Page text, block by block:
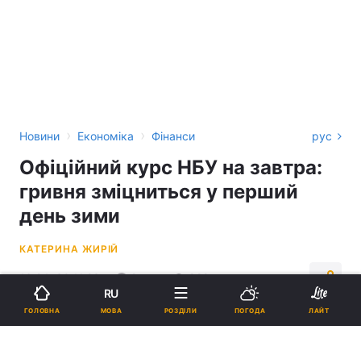
Новини › Економіка › Фінанси рус
Офіційний курс НБУ на завтра:
гривня зміцниться у перший
день зими
КАТЕРИНА ЖИРІЙ
16:24, 30.11.23 2 хв. 829
Підпишіться на нас в Google
ГОЛОВНА
RU
МОВА РОЗДІЛИ ПОГОДА ЛАЙТ